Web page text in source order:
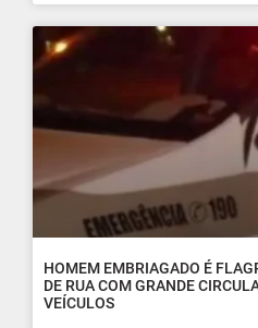
HOMEM EMBRIAGADO É
DE RUA COM GRANDE
VEÍCULOS